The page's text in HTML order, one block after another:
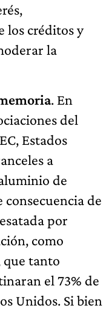
los créditos y
la
. En
del
Estados
a
de
consecuencia de
por
como
que tanto
el 73% de
Unidos. Si bien